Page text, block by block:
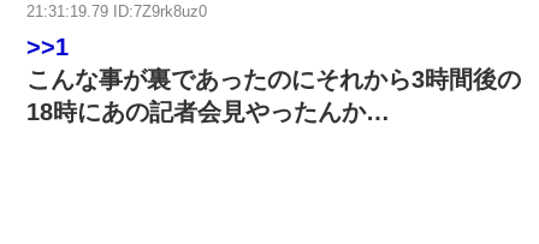
21:31:19.79 ID:7Z9rk8uz0
>>1
こんな事が裏であったのにそれから3時間後の
18時にあの記者会見やったんか…